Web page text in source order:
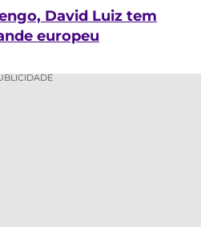
David Luiz tem
europeu